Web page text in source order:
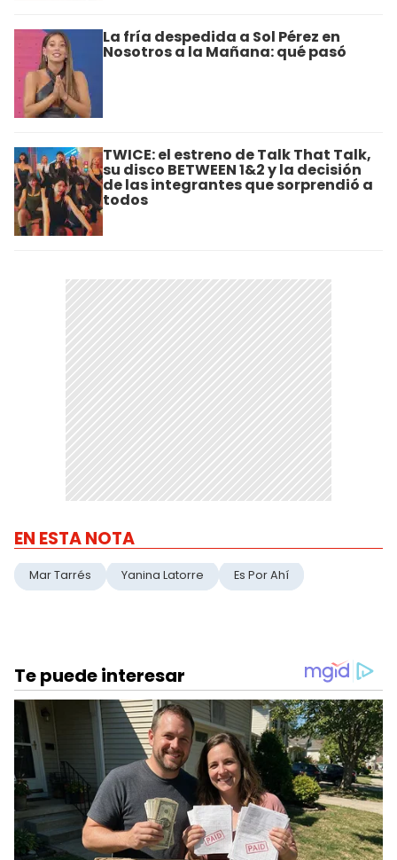
La fría despedida a Sol Pérez en
Nosotros a la Mañana: qué pasó
TWICE: el estreno de Talk That Talk,
su disco BETWEEN 1&2 y la decisión
de las integrantes que sorprendió a
todos
EN ESTA NOTA
Mar Tarrés Yanina Latorre Es Por Ahí